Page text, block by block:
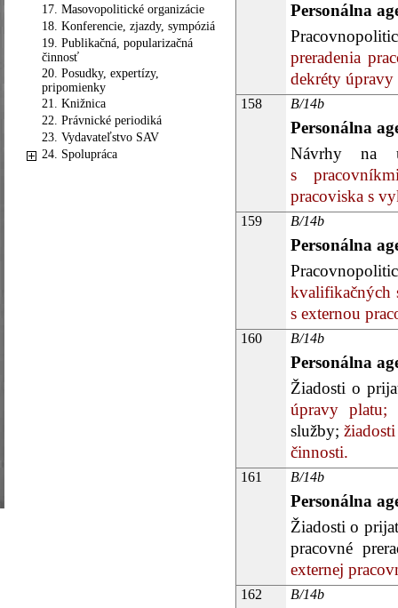
17. Masovopolitické organizácie
18. Konferencie, zjazdy, sympóziá
19. Publikačná, popularizačná
činnosť
20. Posudky, expertízy,
pripomienky
21. Knižnica
22. Právnické periodiká
23. Vydavateľstvo SAV
24. Spolupráca
Personálna
preradenia
dekréty úpravy
158 B/14b
Personálna
Návrhy na
s
pracoviska s
159 B/14b
Personálna
kvalifikačných
s externou
160 B/14b
Personálna
Žiadosti o
úpravy platu;
služby;
činnosti.
161 B/14b
Personálna
Žiadosti o
pracovné
externej
162 B/14b